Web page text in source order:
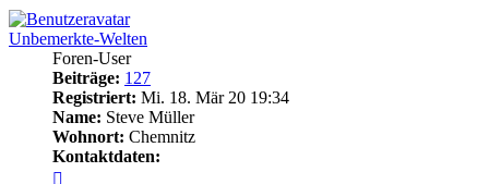
Unbemerkte-Welten
Foren-User
Beiträge: 127
Registriert: Mi. 18. Mär 20 19:34
Name: Steve Müller
Wohnort: Chemnitz
Kontaktdaten: